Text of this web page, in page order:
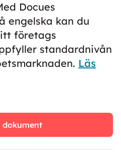
Docues
engelska kan du
företags
standardnivån
Läs
dokument